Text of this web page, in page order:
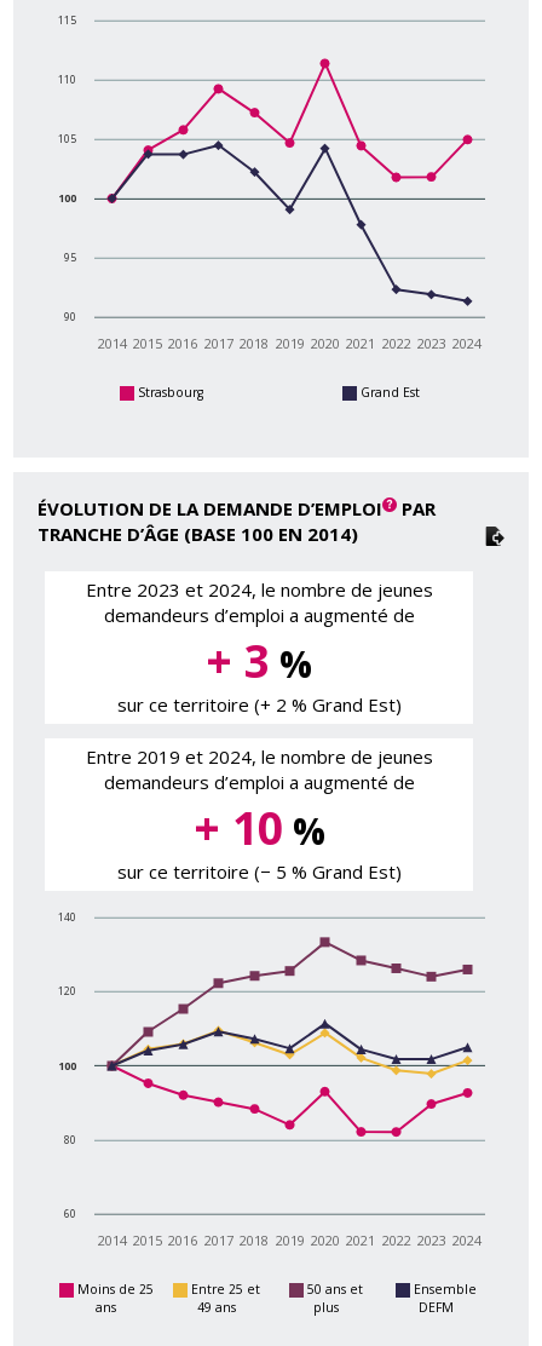
2014 2015 2016 2017 2018 2019 2020 2021 2022 2023 2024
90
95
100
105
110
115
Strasbourg Grand Est
ÉVOLUTION DE LA DEMANDE D’EMPLOI
PAR
TRANCHE D’ÂGE (BASE 100 EN 2014)
Entre 2023 et 2024, le nombre de jeunes
demandeurs d’emploi a augmenté de
+ 3 %
sur ce territoire (+ 2 % Grand Est)
Entre 2019 et 2024, le nombre de jeunes
demandeurs d’emploi a augmenté de
+ 10 %
sur ce territoire (− 5 % Grand Est)
2014 2015 2016 2017 2018 2019 2020 2021 2022 2023 2024
60
80
100
120
140
Moins de 25
ans
Entre 25 et
49 ans
50 ans et
plus
Ensemble
DEFM